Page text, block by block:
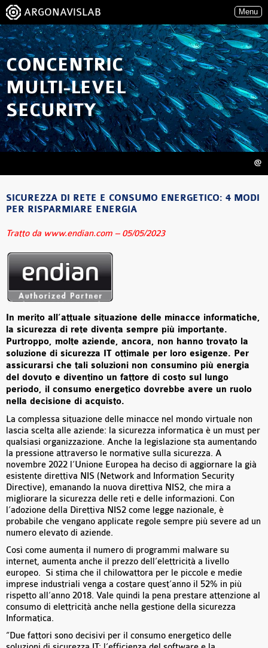
ARGONAVISLAB Menu
CONCENTRIC
MULTI-LEVEL
SECURITY
@
SICUREZZA DI RETE E CONSUMO ENERGETICO: 4 MODI
PER RISPARMIARE ENERGIA
Tratto da www.endian.com – 05/05/2023
In merito all’attuale situazione delle minacce informatiche,
la sicurezza di rete diventa sempre più importante.
Purtroppo, molte aziende, ancora, non hanno trovato la
soluzione di sicurezza IT ottimale per loro esigenze. Per
assicurarsi che tali soluzioni non consumino più energia
del dovuto e diventino un fattore di costo sul lungo
periodo, il consumo energetico dovrebbe avere un ruolo
nella decisione di acquisto.
La complessa situazione delle minacce nel mondo virtuale non
lascia scelta alle aziende: la sicurezza informatica è un must per
qualsiasi organizzazione. Anche la legislazione sta aumentando
la pressione attraverso le normative sulla sicurezza. A
novembre 2022 l’Unione Europea ha deciso di aggiornare la già
esistente direttiva NIS (Network and Information Security
Directive), emanando la nuova direttiva NIS2, che mira a
migliorare la sicurezza delle reti e delle informazioni. Con
l’adozione della Direttiva NIS2 come legge nazionale, è
probabile che vengano applicate regole sempre più severe ad un
numero elevato di aziende.
Così come aumenta il numero di programmi malware su
internet, aumenta anche il prezzo dell’elettricità a livello
europeo. Si stima che il chilowattora per le piccole e medie
imprese industriali venga a costare quest’anno il 52% in più
rispetto all’anno 2018. Vale quindi la pena prestare attenzione al
consumo di elettricità anche nella gestione della sicurezza
Informatica.
“Due fattori sono decisivi per il consumo energetico delle